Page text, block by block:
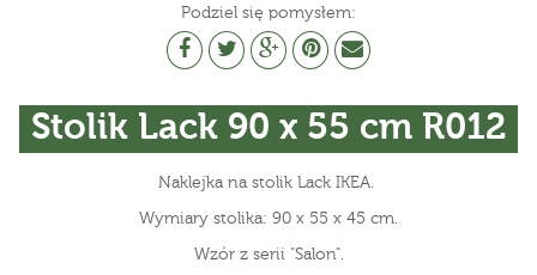
Podziel się pomysłem:
Stolik Lack 90 x 55 cm R012
Naklejka na stolik Lack IKEA.
Wymiary stolika: 90 x 55 x 45 cm.
Wzór z serii "Salon".